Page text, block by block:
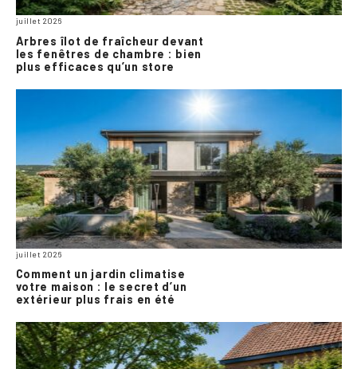
juillet 2026
Arbres îlot de fraîcheur devant
les fenêtres de chambre : bien
plus efficaces qu’un store
juillet 2026
Comment un jardin climatise
votre maison : le secret d’un
extérieur plus frais en été